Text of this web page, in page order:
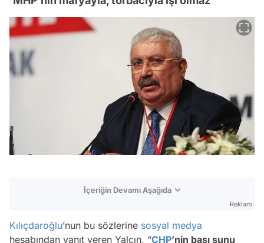
İçeriğin Devamı Aşağıda
Reklam
Kılıçdaroğlu’nun bu sözlerine sosyal medya
hesabından yanıt veren Yalçın, “CHP’nin başı şunu